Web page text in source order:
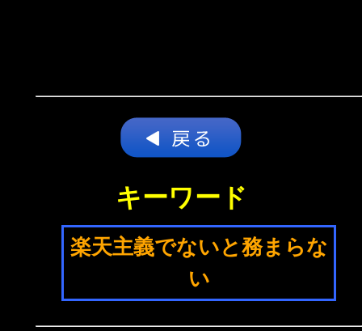
キーワード
楽天主義でないと務まらな
い